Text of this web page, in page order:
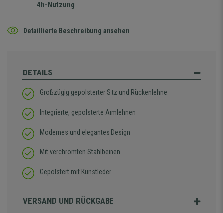
4h-Nutzung
Detaillierte Beschreibung ansehen
DETAILS
Großzügig gepolsterter Sitz und Rückenlehne
Integrierte, gepolsterte Armlehnen
Modernes und elegantes Design
Mit verchromten Stahlbeinen
Gepolstert mit Kunstleder
VERSAND UND RÜCKGABE